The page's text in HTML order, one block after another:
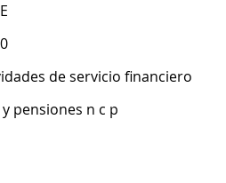
de servicio financiero
pensiones n c p